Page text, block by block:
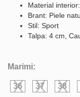
Material
Brant: Piele
Stil: Sport
Talpa: 4 cm,
Marimi:
36 37 38